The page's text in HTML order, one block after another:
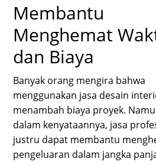
Membantu
Menghemat
dan Biaya
Banyak orang mengira bahwa
menggunakan jasa desain
menambah biaya proyek.
dalam kenyataannya, jasa
justru dapat membantu
pengeluaran dalam jangka